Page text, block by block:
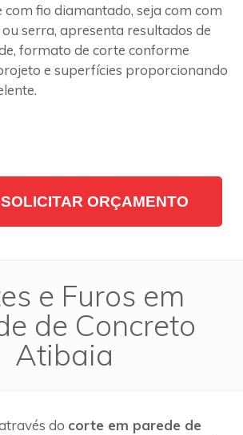
fio diamantado, seja com com
serra, apresenta resultados de
formato de corte conforme
e superfícies proporcionando
ORÇAMENTO
e Furos em
de Concreto
Atibaia
do corte em parede de